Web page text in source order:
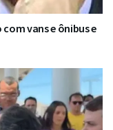
vans e ônibus e